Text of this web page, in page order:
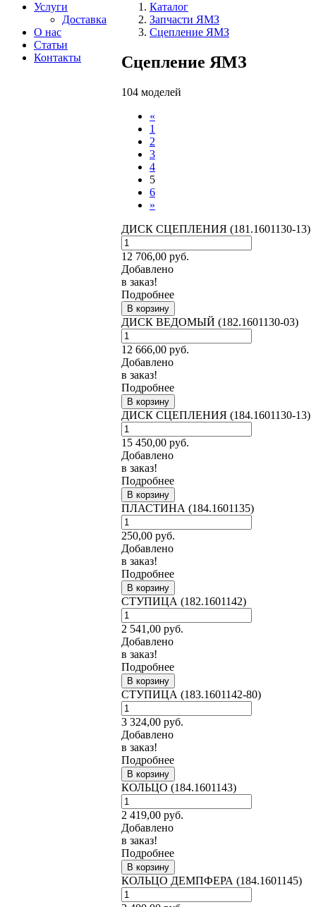
Услуги
Доставка
О нас
Статьи
Контакты
Каталог
Запчасти ЯМЗ
Сцепление ЯМЗ
Сцепление ЯМЗ
104 моделей
«
1
2
3
4
5
6
»
ДИСК СЦЕПЛЕНИЯ (181.1601130-13)
12 706,00 руб.
Добавлено
в заказ!
Подробнее
В корзину
ДИСК ВЕДОМЫЙ (182.1601130-03)
12 666,00 руб.
Добавлено
в заказ!
Подробнее
В корзину
ДИСК СЦЕПЛЕНИЯ (184.1601130-13)
15 450,00 руб.
Добавлено
в заказ!
Подробнее
В корзину
ПЛАСТИНА (184.1601135)
250,00 руб.
Добавлено
в заказ!
Подробнее
В корзину
СТУПИЦА (182.1601142)
2 541,00 руб.
Добавлено
в заказ!
Подробнее
В корзину
СТУПИЦА (183.1601142-80)
3 324,00 руб.
Добавлено
в заказ!
Подробнее
В корзину
КОЛЬЦО (184.1601143)
2 419,00 руб.
Добавлено
в заказ!
Подробнее
В корзину
КОЛЬЦО ДЕМПФЕРА (184.1601145)